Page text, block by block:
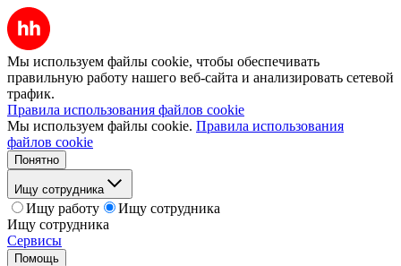
Мы используем файлы cookie, чтобы обеспечивать
правильную работу нашего веб-сайта и анализировать сетевой
трафик.
Правила использования файлов cookie
Мы используем файлы cookie. Правила использования
файлов cookie
Понятно
Ищу сотрудника
Ищу работу
Ищу сотрудника
Ищу сотрудника
Сервисы
Помощь